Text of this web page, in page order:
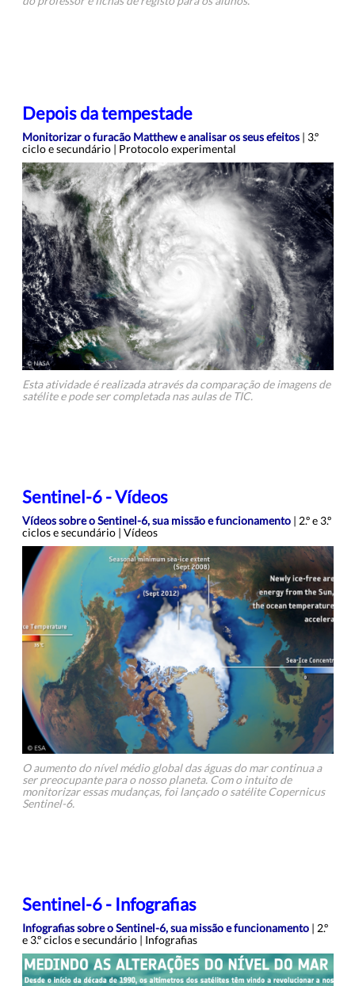
Depois da tempestade
Monitorizar o furacão Matthew e analisar os seus efeitos | 3.º
ciclo e secundário | Protocolo experimental
Esta atividade é realizada através da comparação de imagens de
satélite e pode ser completada nas aulas de TIC.
Sentinel-6 - Vídeos
Vídeos sobre o Sentinel-6, sua missão e funcionamento | 2.º e 3.º
ciclos e secundário | Vídeos
O aumento do nível médio global das águas do mar continua a
ser preocupante para o nosso planeta. Com o intuito de
monitorizar essas mudanças, foi lançado o satélite Copernicus
Sentinel-6.
Sentinel-6 - Infografias
Infografias sobre o Sentinel-6, sua missão e funcionamento | 2.º
e 3.º ciclos e secundário | Infografias